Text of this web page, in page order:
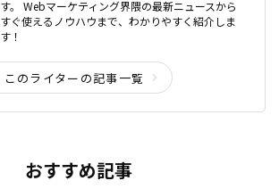
す。 Webマーケティング界隈の最新ニュースから
すぐ使えるノウハウまで、わかりやすく紹介しま
す！
このライターの記事一覧
おすすめ記事